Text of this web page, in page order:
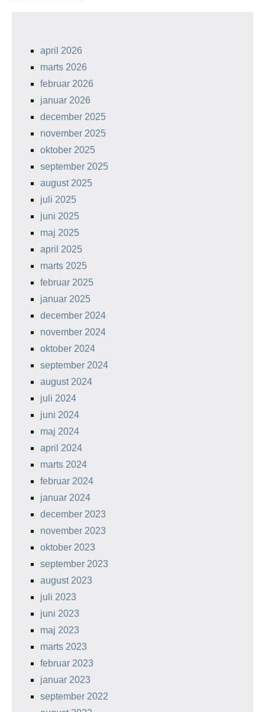
april 2026
marts 2026
februar 2026
januar 2026
december 2025
november 2025
oktober 2025
september 2025
august 2025
juli 2025
juni 2025
maj 2025
april 2025
marts 2025
februar 2025
januar 2025
december 2024
november 2024
oktober 2024
september 2024
august 2024
juli 2024
juni 2024
maj 2024
april 2024
marts 2024
februar 2024
januar 2024
december 2023
november 2023
oktober 2023
september 2023
august 2023
juli 2023
juni 2023
maj 2023
marts 2023
februar 2023
januar 2023
september 2022